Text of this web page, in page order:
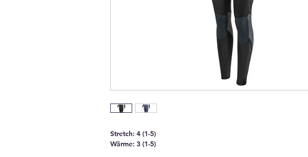
Stretch: 4 (1-5)
Wärme: 3 (1-5)